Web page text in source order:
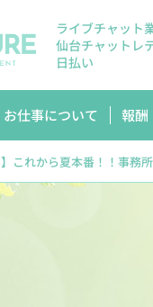
ライブチャット
仙台チャットレ
日払い
お仕事について 報酬
】これから夏本番！！事務